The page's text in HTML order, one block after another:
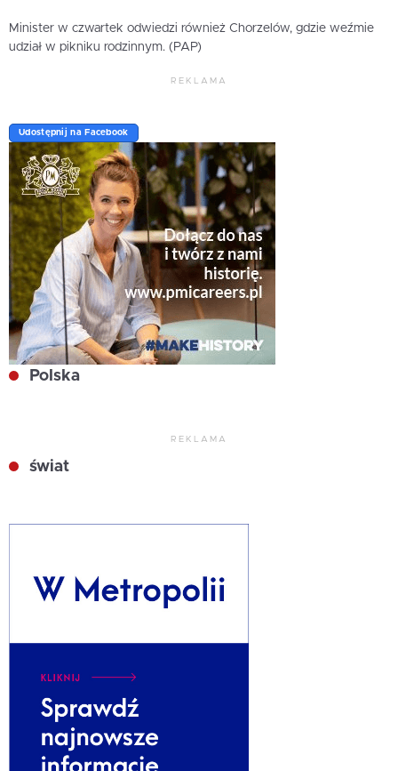
Minister w czwartek odwiedzi również Chorzelów, gdzie weźmie
udział w pikniku rodzinnym. (PAP)
REKLAMA
Udostępnij na Facebook
Polska
REKLAMA
świat